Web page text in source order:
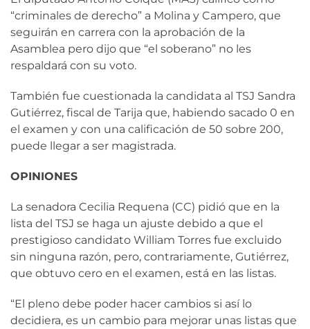
“criminales de derecho” a Molina y Campero, que
seguirán en carrera con la aprobación de la
Asamblea pero dijo que “el soberano” no les
respaldará con su voto.
También fue cuestionada la candidata al TSJ Sandra
Gutiérrez, fiscal de Tarija que, habiendo sacado 0 en
el examen y con una calificación de 50 sobre 200,
puede llegar a ser magistrada.
OPINIONES
La senadora Cecilia Requena (CC) pidió que en la
lista del TSJ se haga un ajuste debido a que el
prestigioso candidato William Torres fue excluido
sin ninguna razón, pero, contrariamente, Gutiérrez,
que obtuvo cero en el examen, está en las listas.
“El pleno debe poder hacer cambios si así lo
decidiera, es un cambio para mejorar unas listas que